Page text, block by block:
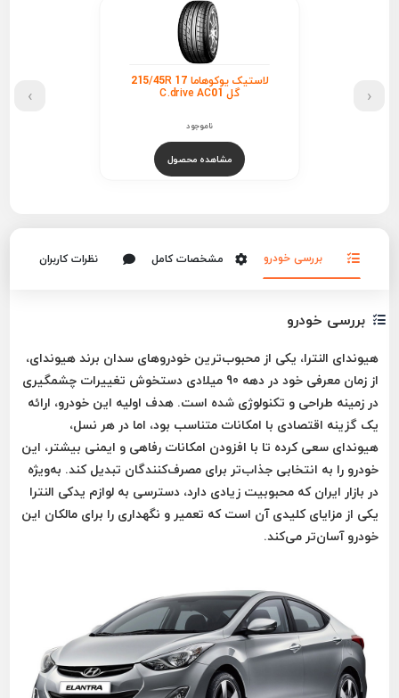
لاستیک یوکوهاما 215/45R 17
گل C.drive AC01
ناموجود
مشاهده محصول
‹
›
بررسی خودرو مشخصات کامل نظرات کاربران
بررسی خودرو
هیوندای النترا، یکی از محبوب‌ترین خودروهای سدان برند هیوندای،
از زمان معرفی خود در دهه 90 میلادی دستخوش تغییرات چشمگیری
در زمینه طراحی و تکنولوژی شده است. هدف اولیه این خودرو، ارائه
یک گزینه اقتصادی با امکانات متناسب بود، اما در هر نسل،
هیوندای سعی کرده تا با افزودن امکانات رفاهی و ایمنی بیشتر، این
خودرو را به انتخابی جذاب‌تر برای مصرف‌کنندگان تبدیل کند. به‌ویژه
در بازار ایران که محبوبیت زیادی دارد، دسترسی به لوازم یدکی النترا
یکی از مزایای کلیدی آن است که تعمیر و نگهداری را برای مالکان این
خودرو آسان‌تر می‌کند.